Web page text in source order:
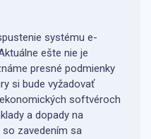
systému e-
ešte nie je
presné podmienky
si bude vyžadovať
softvéroch
a dopady na
zavedením sa